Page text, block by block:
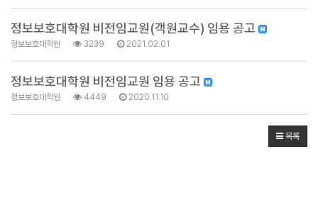
정보보호대학원 비전임교원(객원교수) 임용 공고
정보보호대학원 3239 2021.02.01
정보보호대학원 비전임교원 임용 공고
정보보호대학원 4449 2020.11.10
목록